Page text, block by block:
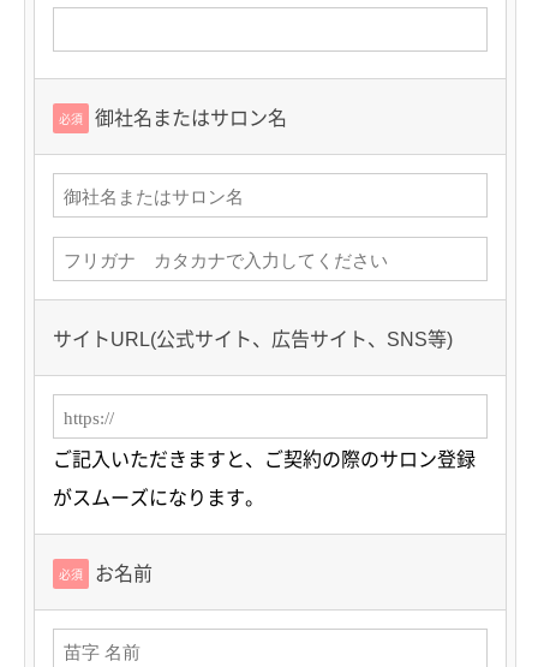
必須 御社名またはサロン名
サイトURL(公式サイト、広告サイト、SNS等)
ご記入いただきますと、ご契約の際のサロン登録
がスムーズになります。
必須 お名前